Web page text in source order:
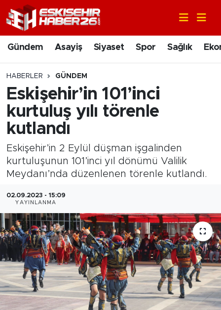
Gündem Asayiş Siyaset Spor Sağlık
HABERLER GÜNDEM
Eskişehir’in 101’inci
kurtuluş yılı törenle
kutlandı
Eskişehir’in 2 Eylül düşman işgalinden
kurtuluşunun 101’inci yıl dönümü Valilik
Meydanı’nda düzenlenen törenle kutlandı.
02.09.2023 - 15:09
YAYINLANMA
Gündem
Asayiş
Siyaset
Spor
Ekonomi
Sanat
Bölge
Teknoloji
Magazin
Nöbetçi Eczaneler
Hava Durumu
Trafik Durumu
Süper Lig Puan Durumu ve Fikstür
Son Dakika Haberleri